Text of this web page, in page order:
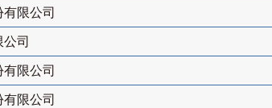
限公司
司
限公司
限公司